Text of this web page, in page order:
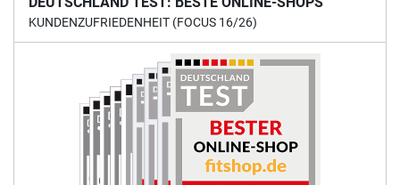
KUNDENZUFRIEDENHEIT (FOCUS 16/26)